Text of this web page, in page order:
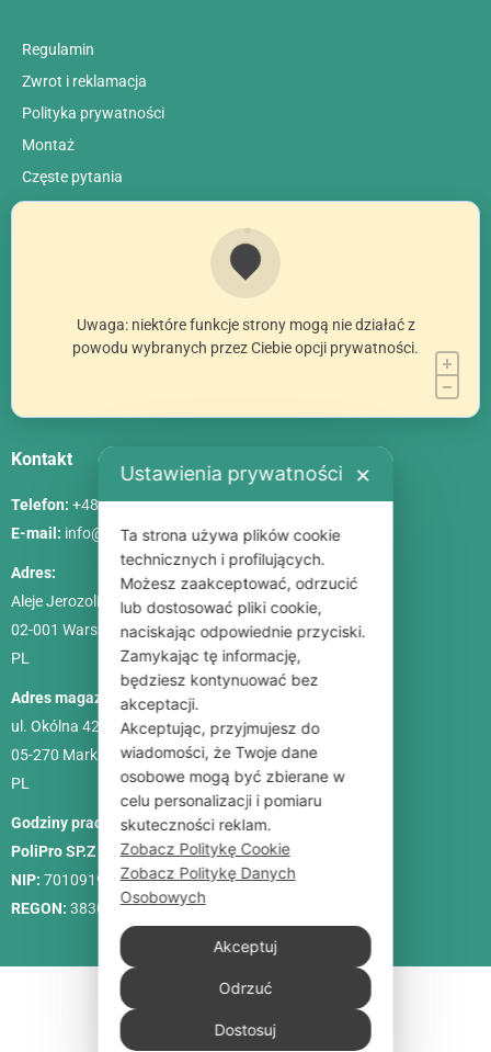
Regulamin
Zwrot i reklamacja
Polityka prywatności
Montaż
Сzęste pytania
Uwaga: niektóre funkcje strony mogą nie działać z
powodu wybranych przez Ciebie opcji prywatności.
Kontakt
Telefon: +48 786 84 83 84
E-mail: info@poliszklarnia.pl
Adres:
Aleje Jerozolimskie 85, lok. 21
02-001 Warszawa
PL
Adres magazynu:
ul. Okólna 42C
05-270 Marki
PL
Godziny pracy:
Pon. – Pt.: 9:00-18:00, Sob.: 10:00-15:00
PoliPro SP.Z O. O.
NIP: 7010919458
REGON: 383088713
Ustawienia prywatności ✕
Ta strona używa plików cookie
technicznych i profilujących.
Możesz zaakceptować, odrzucić
lub dostosować pliki cookie,
naciskając odpowiednie przyciski.
Zamykając tę informację,
będziesz kontynuować bez
akceptacji.
Akceptując, przyjmujesz do
wiadomości, że Twoje dane
osobowe mogą być zbierane w
celu personalizacji i pomiaru
skuteczności reklam.
Zobacz Politykę Cookie
Zobacz Politykę Danych
Osobowych
Akceptuj
Odrzuć
Dostosuj